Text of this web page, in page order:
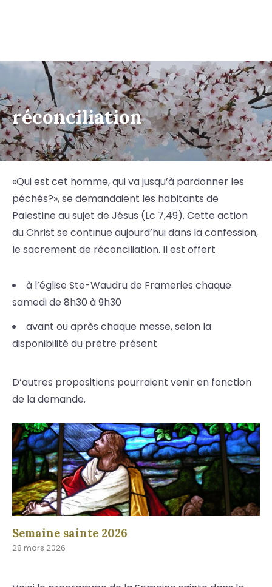
réconciliation
«Qui est cet homme, qui va jusqu’à pardonner les
péchés?», se demandaient les habitants de
Palestine au sujet de Jésus (Lc 7,49). Cette action
du Christ se continue aujourd’hui dans la confession,
le sacrement de réconciliation. Il est offert
à l’église Ste-Waudru de Frameries chaque
samedi de 8h30 à 9h30
avant ou après chaque messe, selon la
disponibilité du prêtre présent
D’autres propositions pourraient venir en fonction
de la demande.
Semaine sainte 2026
28 mars 2026